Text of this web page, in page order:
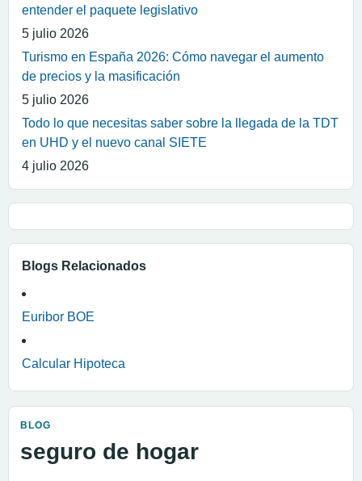
entender el paquete legislativo
5 julio 2026
Turismo en España 2026: Cómo navegar el aumento
de precios y la masificación
5 julio 2026
Todo lo que necesitas saber sobre la llegada de la TDT
en UHD y el nuevo canal SIETE
4 julio 2026
Blogs Relacionados
Euribor BOE
Calcular Hipoteca
BLOG
seguro de hogar